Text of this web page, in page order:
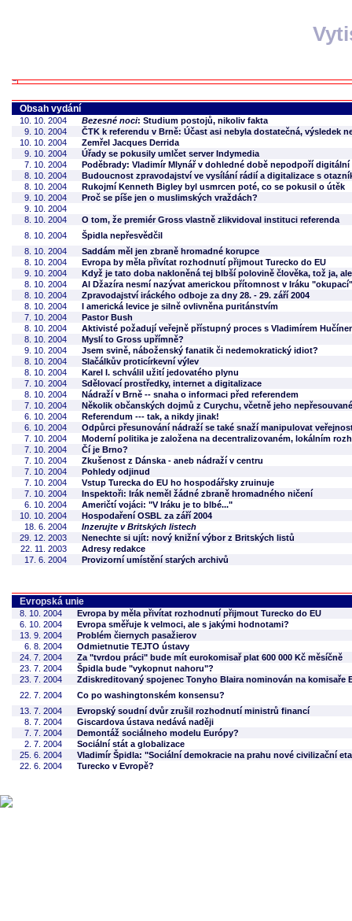
Obsah vydání
10. 10. 2004 Bezesné noci: Studium postojů, nikoliv fakta
9. 10. 2004
ČTK k referendu v Brně: Účast asi nebyla dostatečná, výsledek
10. 10. 2004
Zemřel Jacques Derrida
9. 10. 2004
Úřady se pokusily umlčet server Indymedia
7. 10. 2004
Poděbrady: Vladimír Mlynář v dohledné době nepodpoří
8. 10. 2004
Budoucnost zpravodajství ve vysílání rádií a digitalizace s
8. 10. 2004
Rukojmí Kenneth Bigley byl usmrcen poté, co se pokusil o útěk
9. 10. 2004
Proč se píše jen o muslimských vraždách?
9. 10. 2004
8. 10. 2004
O tom, že premiér Gross vlastně zlikvidoval instituci referenda
8. 10. 2004
Špidla nepřesvědčil
8. 10. 2004
Saddám měl jen zbraně hromadné korupce
8. 10. 2004
Evropa by měla přivítat rozhodnutí přijmout Turecko do EU
9. 10. 2004
Když je tato doba nakloněná tej blbší polovině člověka, tož ja,
8. 10. 2004
Al Džazíra nesmí nazývat americkou přítomnost v Iráku "okupací"
8. 10. 2004
Zpravodajství iráckého odboje za dny 28. - 29. září 2004
8. 10. 2004
I americká levice je silně ovlivněna puritánstvím
7. 10. 2004
Pastor Bush
8. 10. 2004
Aktivisté požadují veřejně přístupný proces s Vladimírem
8. 10. 2004
Myslí to Gross upřímně?
9. 10. 2004
Jsem svině, náboženský fanatik či nedemokratický idiot?
8. 10. 2004
Slačálkův proticírkevní výlev
8. 10. 2004
Karel I. schválil užití jedovatého plynu
7. 10. 2004
Sdělovací prostředky, internet a digitalizace
8. 10. 2004
Nádraží v Brně -- snaha o informaci před referendem
7. 10. 2004
Několik občanských dojmů z Curychu, včetně jeho
6. 10. 2004
Referendum --- tak, a nikdy jinak!
6. 10. 2004
Odpůrci přesunování nádraží se také snaží manipulovat
7. 10. 2004
Moderní politika je založena na decentralizovaném, lokálním
7. 10. 2004
Čí je Brno?
7. 10. 2004
Zkušenost z Dánska - aneb nádraží v centru
7. 10. 2004
Pohledy odjinud
7. 10. 2004
Vstup Turecka do EU ho hospodářsky zruinuje
7. 10. 2004
Inspektoři: Irák neměl žádné zbraně hromadného ničení
6. 10. 2004
Američtí vojáci: "V Iráku je to blbé..."
10. 10. 2004
Hospodaření OSBL za září 2004
18. 6. 2004
Inzerujte v Britských listech
29. 12. 2003
Nenechte si ujít: nový knižní výbor z Britských listů
22. 11. 2003
Adresy redakce
17. 6. 2004
Provizorní umístění starých archivů
Evropská unie
8. 10. 2004
Evropa by měla přivítat rozhodnutí přijmout Turecko do EU
6. 10. 2004
Evropa směřuje k velmoci, ale s jakými hodnotami?
13. 9. 2004
Problém čiernych pasažierov
6. 8. 2004
Odmietnutie TEJTO ústavy
24. 7. 2004
Za "tvrdou práci" bude mít eurokomisař plat 600 000 Kč měsíčně
23. 7. 2004
Špidla bude "vykopnut nahoru"?
23. 7. 2004
Zdiskreditovaný spojenec Tonyho Blaira nominován na komisaře
22. 7. 2004
Co po washingtonském konsensu?
13. 7. 2004
Evropský soudní dvůr zrušil rozhodnutí ministrů financí
8. 7. 2004
Giscardova ústava nedává naději
7. 7. 2004
Demontáž sociálneho modelu Európy?
2. 7. 2004
Sociální stát a globalizace
25. 6. 2004
Vladimír Špidla: "Sociální demokracie na prahu nové civilizační
22. 6. 2004
Turecko v Evropě?